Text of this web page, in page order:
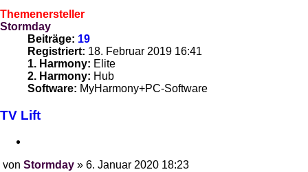
Themenersteller
Stormday
Beiträge: 19
Registriert: 18. Februar 2019 16:41
1. Harmony: Elite
2. Harmony: Hub
Software: MyHarmony+PC-Software
TV Lift
von Stormday » 6. Januar 2020 18:23